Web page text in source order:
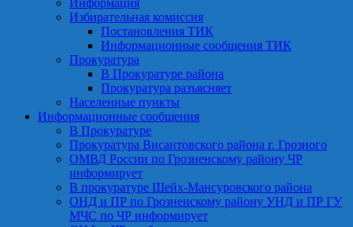
Информация
Избирательная комиссия
Постановления ТИК
Информационные сообщения ТИК
Прокуратура
В Прокуратуре района
Прокуратура разъясняет
Населенные пункты
Информационные сообщения
В Прокуратуре
Прокуратура Висаитовского района г. Грозного
ОМВД России по Грозненскому району ЧР
информирует
В прокуратуре Шейх-Мансуровского района
ОНД и ПР по Грозненскому району УНД и ПР ГУ
МЧС по ЧР информирует